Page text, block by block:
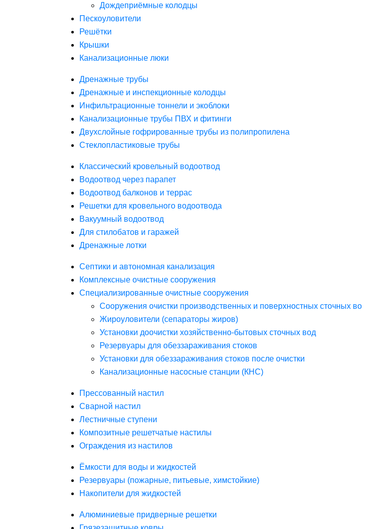
Дождеприёмные колодцы
Пескоуловители
Решётки
Крышки
Канализационные люки
Дренажные трубы
Дренажные и инспекционные колодцы
Инфильтрационные тоннели и экоблоки
Канализационные трубы ПВХ и фитинги
Двухслойные гофрированные трубы из полипропилена
Стеклопластиковые трубы
Классический кровельный водоотвод
Водоотвод через парапет
Водоотвод балконов и террас
Решетки для кровельного водоотвода
Вакуумный водоотвод
Для стилобатов и гаражей
Дренажные лотки
Септики и автономная канализация
Комплексные очистные сооружения
Специализированные очистные сооружения
Сооружения очистки производственных и поверхностных сточных во
Жироуловители (сепараторы жиров)
Установки доочистки хозяйственно-бытовых сточных вод
Резервуары для обеззараживания стоков
Установки для обеззараживания стоков после очистки
Канализационные насосные станции (КНС)
Прессованный настил
Сварной настил
Лестничные ступени
Композитные решетчатые настилы
Ограждения из настилов
Ёмкости для воды и жидкостей
Резервуары (пожарные, питьевые, химстойкие)
Накопители для жидкостей
Алюминиевые придверные решетки